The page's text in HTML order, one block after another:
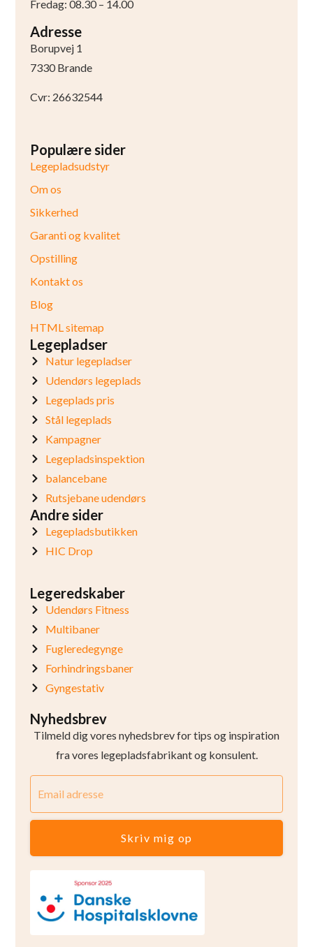
Fredag: 08.30 – 14.00
Adresse
Borupvej 1
7330 Brande
Cvr: 26632544
Populære sider
Legepladsudstyr
Om os
Sikkerhed
Garanti og kvalitet
Opstilling
Kontakt os
Blog
HTML sitemap
Legepladser
Natur legepladser
Udendørs legeplads
Legeplads pris
Stål legeplads
Kampagner
Legepladsinspektion
balancebane
Rutsjebane udendørs
Andre sider
Legepladsbutikken
HIC Drop
Legeredskaber
Udendørs Fitness
Multibaner
Fugleredegynge
Forhindringsbaner
Gyngestativ
Nyhedsbrev
Tilmeld dig vores nyhedsbrev for tips og inspiration
fra vores legepladsfabrikant og konsulent.
Skriv mig op